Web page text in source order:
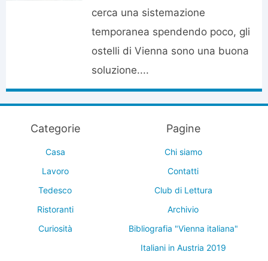
cerca una sistemazione
temporanea spendendo poco, gli
ostelli di Vienna sono una buona
soluzione....
Categorie
Casa
Lavoro
Tedesco
Ristoranti
Curiosità
Pagine
Chi siamo
Contatti
Club di Lettura
Archivio
Bibliografia "Vienna italiana"
Italiani in Austria 2019